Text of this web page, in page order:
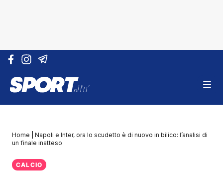
Vai al contenuto
Home
Napoli e Inter, ora lo scudetto è di nuovo in bilico: l’analisi di
un finale inatteso
CALCIO